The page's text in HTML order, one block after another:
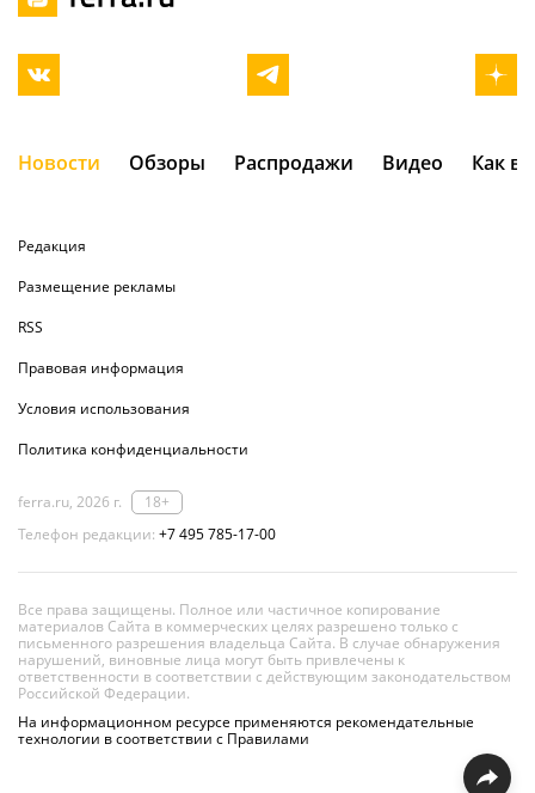
Новости Обзоры Распродажи Видео Как
Редакция
Размещение рекламы
RSS
Правовая информация
Условия использования
Политика конфиденциальности
ferra.ru, 2026 г.
18+
Телефон редакции: +7 495 785-17-00
Все права защищены. Полное или частичное копирование
материалов Сайта в коммерческих целях разрешено только с
письменного разрешения владельца Сайта. В случае обнаружения
нарушений, виновные лица могут быть привлечены к
ответственности в соответствии с действующим законодательством
Российской Федерации.
На информационном ресурсе применяются рекомендательные
технологии в соответствии с Правилами